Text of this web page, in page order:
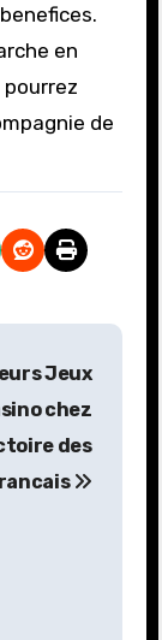
en
de
Jeux
chez
des